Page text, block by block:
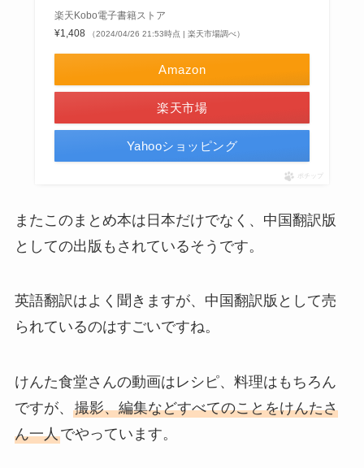
楽天Kobo電子書籍ストア
¥1,408
（2024/04/26 21:53時点 | 楽天市場調べ）
Amazon
楽天市場
Yahooショッピング
ポチップ
またこのまとめ本は日本だけでなく、中国翻訳版
としての出版もされているそうです。
英語翻訳はよく聞きますが、中国翻訳版として売
られているのはすごいですね。
けんた食堂さんの動画はレシピ、料理はもちろん
ですが、 撮影、編集などすべてのことをけんたさ
ん一人でやっています。